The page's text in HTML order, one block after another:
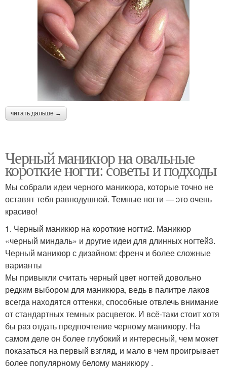
читать дальше →
Черный маникюр на овальные
короткие ногти: советы и подходы
Мы собрали идеи черного маникюра, которые точно не
оставят тебя равнодушной. Темные ногти — это очень
красиво!
1. Черный маникюр на короткие ногти2. Маникюр
«черный миндаль» и другие идеи для длинных ногтей3.
Черный маникюр с дизайном: френч и более сложные
варианты
Мы привыкли считать черный цвет ногтей довольно
редким выбором для маникюра, ведь в палитре лаков
всегда находятся оттенки, способные отвлечь внимание
от стандартных темных расцветок. И всё-таки стоит хотя
бы раз отдать предпочтение черному маникюру. На
самом деле он более глубокий и интересный, чем может
показаться на первый взгляд, и мало в чем проигрывает
более популярному белому маникюру .